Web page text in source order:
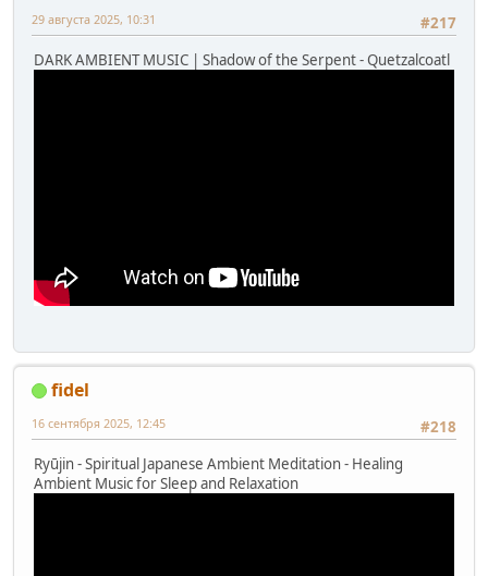
#217
29 августа 2025, 10:31
DARK AMBIENT MUSIC | Shadow of the Serpent - Quetzalcoatl
fidel
#218
16 сентября 2025, 12:45
Ryūjin - Spiritual Japanese Ambient Meditation - Healing
Ambient Music for Sleep and Relaxation